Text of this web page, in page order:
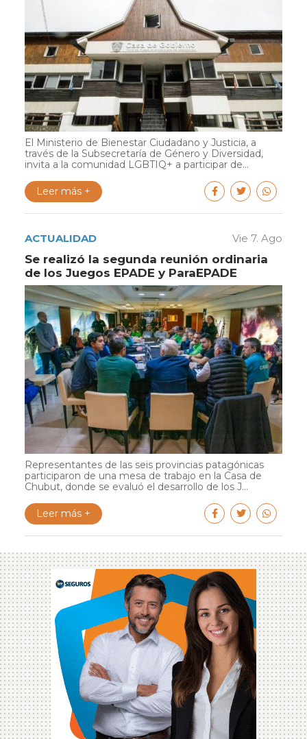
El Ministerio de Bienestar Ciudadano y Justicia, a
través de la Subsecretaría de Género y Diversidad,
invita a la comunidad LGBTIQ+ a participar de...
Leer más +
ACTUALIDAD Vie 7. Ago
Se realizó la segunda reunión ordinaria
de los Juegos EPADE y ParaEPADE
Representantes de las seis provincias patagónicas
participaron de una mesa de trabajo en la Casa de
Chubut, donde se evaluó el desarrollo de los J...
Leer más +